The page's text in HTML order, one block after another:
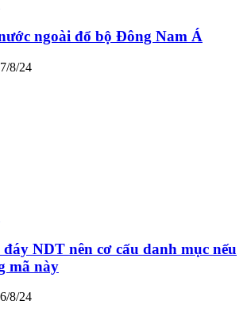
ngoài đổ bộ Đông Nam Á
8/24
đáy NDT nên cơ cấu danh mục nếu
mã này
8/24